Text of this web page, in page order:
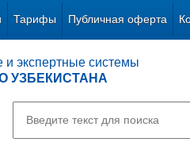
Тарифы Публичная оферта
экспертные системы
УЗБЕКИСТАНА